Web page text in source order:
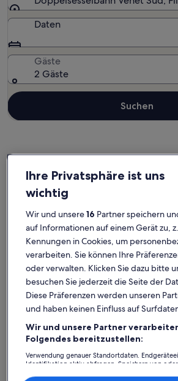
Daten
Gäste
2 Gäste
Suchen
Wenn dir für deine Auszeit eine Bleibe nahe
Venet Süd vorschwebt, stöbere durch
und finde einen Ort zum Wohlfühlen. Egal,
Aufenthalt in einer Ferienunterkunft
Familie oder einfach nur deinem treuen
Ausstattung finden, die du suchst, und
möglicherweise ein Parkplatz und ein
träumst, du findest bestimmt genau die Art
deine Bedürfnisse erfüllt – dir steht ein
allerlei Optionen zur Verfügung,
Nichtraucheroptionen.
Finde Unterkünfte ganz nach
Geschmack
Ihre Privatsphäre ist uns
wichtig
Wir und unsere16 Partner speichern
auf Informationen auf einem Gerät zu,
Kennungen in Cookies, um
verarbeiten. Sie können Ihre
oder verwalten. Klicken Sie dazu bitte
besuchen Sie jederzeit die Seite der
Diese Präferenzen werden unseren
und haben keinen Einfluss auf
Wir und unsere Partner
Folgendes bereitzustellen:
Verwendung genauer Standortdaten.
Identifikation aktiv abfragen. Speichern von